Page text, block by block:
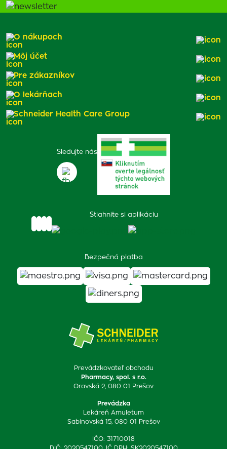
Prevádzkovateľ obchodu
Pharmacy, spol. s r.o.
Oravská 2, 080 01 Prešov
Prevádzka
Lekáreň Amuletum
Sabinovská 15, 080 01 Prešov
IČO: 31710018
Sledujte nás
Stiahnite si aplikáciu
Bezpečná platba
O nákupoch
Môj účet
Pre zákazníkov
O lekárňach
Schneider Health Care Group